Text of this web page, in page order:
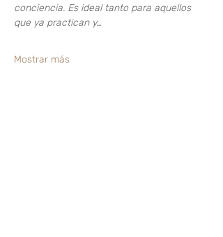
conciencia. Es ideal tanto para aquellos
que ya practican y…
Mostrar más